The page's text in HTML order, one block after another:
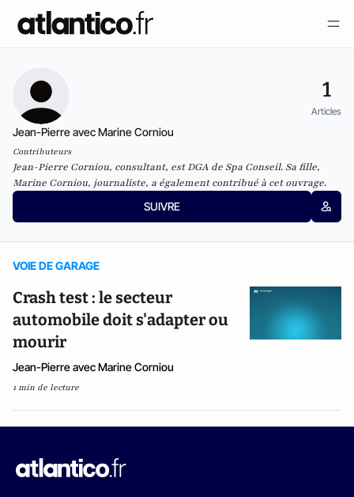
1
Articles
Jean-Pierre avec Marine Corniou
Contributeurs
Jean-Pierre Corniou, consultant, est DGA de Spa Conseil. Sa fille,
Marine Corniou, journaliste, a également contribué à cet ouvrage.
SUIVRE
VOIE DE GARAGE
Crash test : le secteur
automobile doit s'adapter ou
mourir
Jean-Pierre avec Marine Corniou
1 min de lecture